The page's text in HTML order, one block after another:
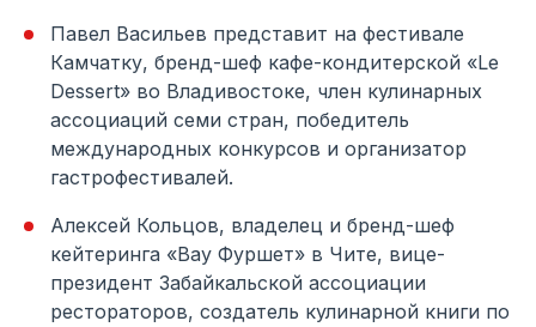
Павел Васильев представит на фестивале
Камчатку, бренд-шеф кафе-кондитерской «Le
Dessert» во Владивостоке, член кулинарных
ассоциаций семи стран, победитель
международных конкурсов и организатор
гастрофестивалей.
Алексей Кольцов, владелец и бренд-шеф
кейтеринга «Вау Фуршет» в Чите, вице-
президент Забайкальской ассоциации
рестораторов, создатель кулинарной книги по